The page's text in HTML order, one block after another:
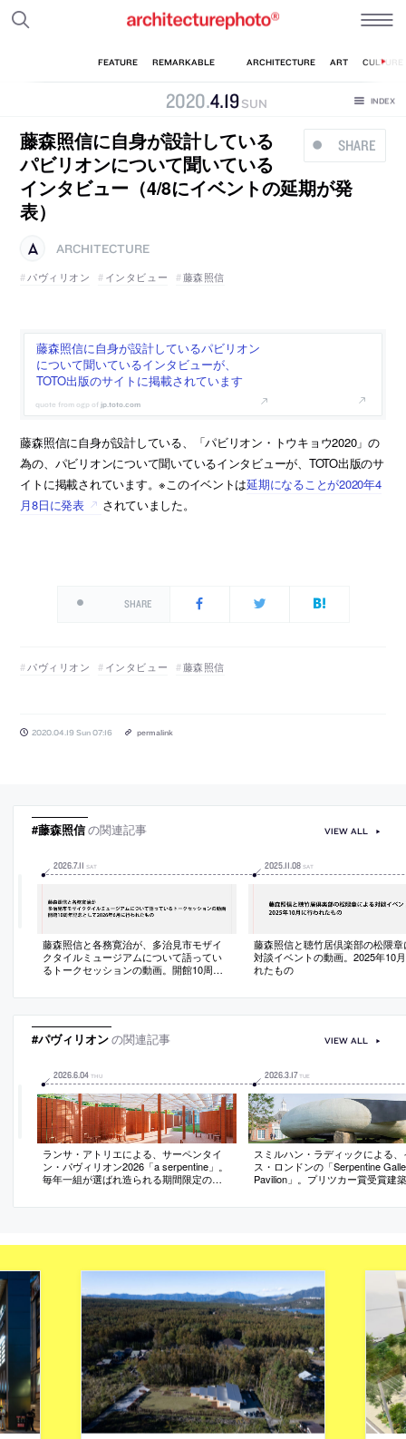
2020.4.19 SUN
SHARE
藤森照信に自身が設計している
パビリオンについて聞いている
インタビュー（4/8にイベントの延期が発
表）
ARCHITECTURE
パヴィリオン
インタビュー 藤森照信
藤森照信に自身が設計しているパビリオン
について聞いているインタビューが、
TOTO出版のサイトに掲載されています
jp.toto.com
藤森照信に自身が設計している、「パビリオン・トウキョウ2020」の
為の、パビリオンについて聞いているインタビューが、TOTO出版のサ
イトに掲載されています。※このイベントは延期になることが2020年4
月8日に発表
されていました。
SHARE
パヴィリオン インタビュー 藤森照信
2020.04.19 Sun 07:16 permalink
#藤森照信の関連記事
2026.7.11 SAT
藤森照信と各務寛治が、多治見市モザイ
クタイルミュージアムについて語ってい
るトークセッションの動画。開館10周年
2025.11 08 SAT
藤森照信と聴竹居倶楽部の松隈章
対談イベントの動画。2025年10
れたもの
VIEW ALL
#パヴィリオンの関連記事
2026.6.04 THU
ランサ・アトリエによる、サーペンタイ
ン・パヴィリオン2026「a serpentine」。
毎年一組が選ばれ造られる期間限定の建
姿勢に基づき、周辺の建物や伝統的な蛇
付与する
2026.3.17 TUE
スミルハン・ラディックによる、
ス・ロンドンの「Serpentine
Pavilion」。プリツカー賞受賞建
面・地面が“意図的な均衡”の中に
的でもある
VIEW ALL